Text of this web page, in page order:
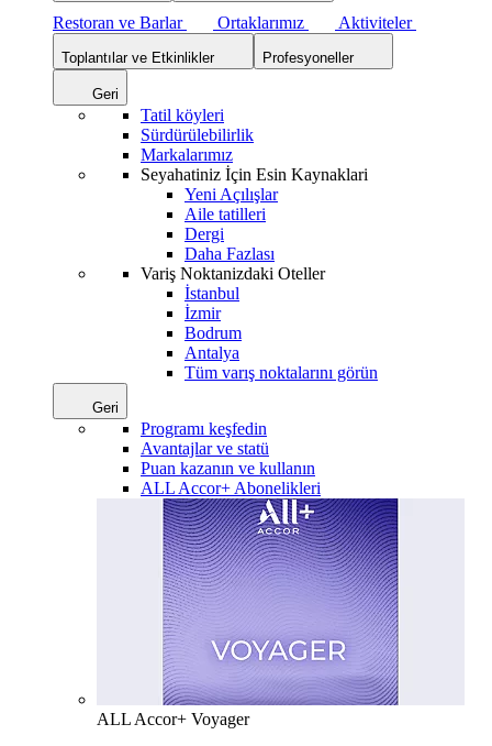
Restoran ve Barlar
Ortaklarımız Aktiviteler
Toplantılar ve Etkinlikler Profesyoneller
Geri
Tatil köyleri
Sürdürülebilirlik
Markalarımız
Seyahatiniz İçin Esin Kaynaklari
Yeni Açılışlar
Aile tatilleri
Dergi
Daha Fazlası
Variş Noktanizdaki Oteller
İstanbul
İzmir
Bodrum
Antalya
Tüm varış noktalarını görün
Geri
Programı keşfedin
Avantajlar ve statü
Puan kazanın ve kullanın
ALL Accor+ Abonelikleri
ALL Accor+ Voyager